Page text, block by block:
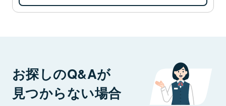
お探しのQ&Aが
見つからない場合